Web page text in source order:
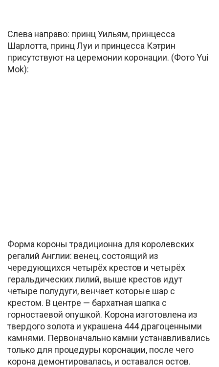
Слева направо: принц Уильям, принцесса
Шарлотта, принц Луи и принцесса Кэтрин
присутствуют на церемонии коронации. (Фото Yui
Mok):
Форма короны традиционна для королевских
регалий Англии: венец, состоящий из
чередующихся четырёх крестов и четырёх
геральдических лилий, выше крестов идут
четыре полудуги, венчает которые шар с
крестом. В центре — бархатная шапка с
горностаевой опушкой. Корона изготовлена из
твердого золота и украшена 444 драгоценными
камнями. Первоначально камни устанавливались
только для процедуры коронации, после чего
корона демонтировалась, и оставался остов.